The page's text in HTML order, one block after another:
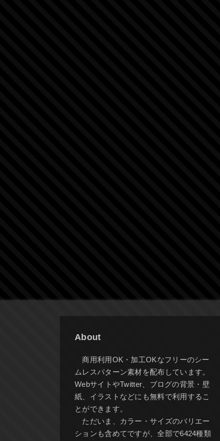
About
商用利用OK・加工OKなフリーのシー
ムレスパターン素材を配布しています。
WebサイトやTwitter、ブログの背景・壁
紙、イラストなどにも無料で利用するこ
とができます。
ただいま、カラー・サイズのバリエー
ションも含めてですが、全部で6424種類